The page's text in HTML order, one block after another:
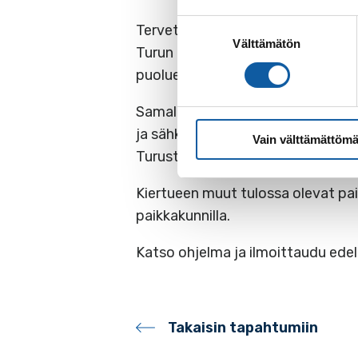
Suostumuksen
Välttämätön
Vain
Tervetuloa Raision
Turun ammattikorkeakoulu ja
puolueetonta käytännön tietoa
Samalla etsitään pilottikohteita,
ja sähköautojen latauspisteiden
Turusta.
Kiertueen muut tulossa olevat
paikkakunnilla.
Katso ohjelma ja ilmoittaudu
Takaisin tapahtumiin